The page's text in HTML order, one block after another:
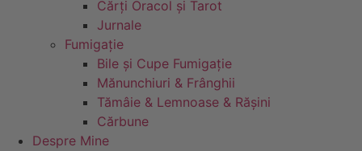
Cărți Oracol și Tarot
Jurnale
Fumigație
Bile și Cupe Fumigație
Mănunchiuri & Frânghii
Tămâie & Lemnoase & Rășini
Cărbune
Despre Mine